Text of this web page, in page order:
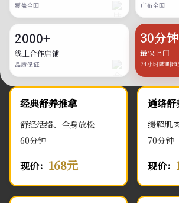
覆盖全国 广布全国
2000+
线上合作店铺
品质保证
30分钟
最快上门
24小时随叫随
经典舒养推拿
舒经活络、全身放松
60分钟
现价： 168元
通络舒
缓解肌
70分钟
现价：